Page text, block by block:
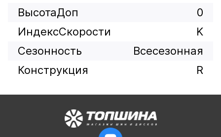
ВысотаДоп
0
ИндексСкорости
K
Сезонность
Всесезонная
Конструкция
R